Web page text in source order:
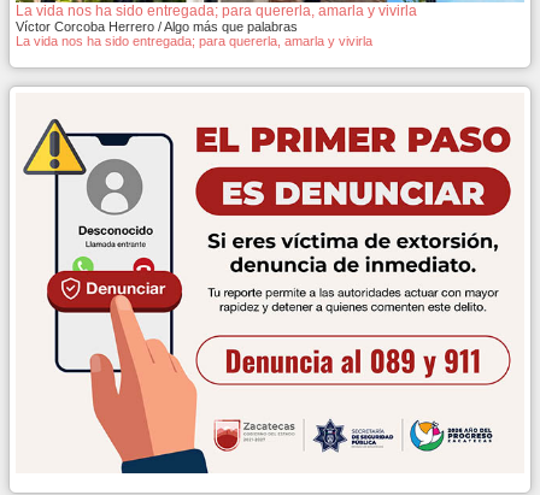
La vida nos ha sido entregada; para quererla, amarla y vivirla
Víctor Corcoba Herrero / Algo más que palabras
La vida nos ha sido entregada; para quererla, amarla y vivirla